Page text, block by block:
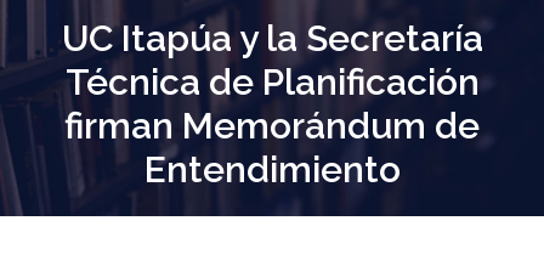
UC Itapúa y la Secretaría
Técnica de Planificación
firman Memorándum de
Entendimiento